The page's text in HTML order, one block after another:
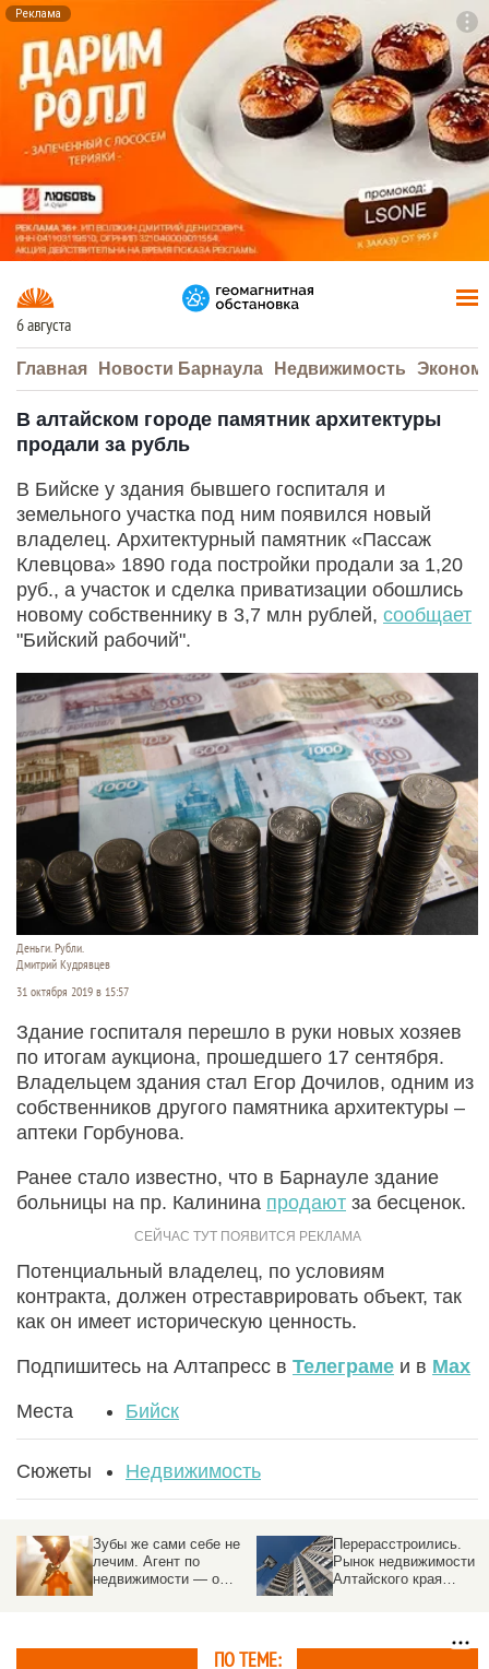
Реклама
6 августа
Главная Новости Барнаула Недвижимость
В алтайском городе памятник архитектуры
продали за рубль
В Бийске у здания бывшего госпиталя и
земельного участка под ним появился новый
владелец. Архитектурный памятник «Пассаж
Клевцова» 1890 года постройки продали за 1,20
руб., а участок и сделка приватизации обошлись
новому собственнику в 3,7 млн рублей, сообщает
"Бийский рабочий".
Деньги. Рубли.
Дмитрий Кудрявцев
31 октября 2019 в 15:57
Здание госпиталя перешло в руки новых хозяев
по итогам аукциона, прошедшего 17 сентября.
Владельцем здания стал Егор Дочилов, одним из
собственников другого памятника архитектуры –
аптеки Горбунова.
Ранее стало известно, что в Барнауле здание
больницы на пр. Калинина продают за бесценок.
Потенциальный владелец, по условиям
контракта, должен отреставрировать объект, так
как он имеет историческую ценность.
Подпишитесь на Алтапресс в Телеграме и в Max
Места Бийск
Сюжеты Недвижимость
Зубы же сами себе не
лечим. Агент по
недвижимости — о
Перерасстроились.
Рынок недвижимости
Алтайского края
ПО ТЕМЕ: